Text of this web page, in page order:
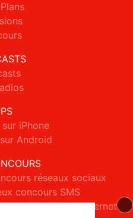
sur iPhone
Android
réseaux sociaux
concours SMS
téléphone et internet